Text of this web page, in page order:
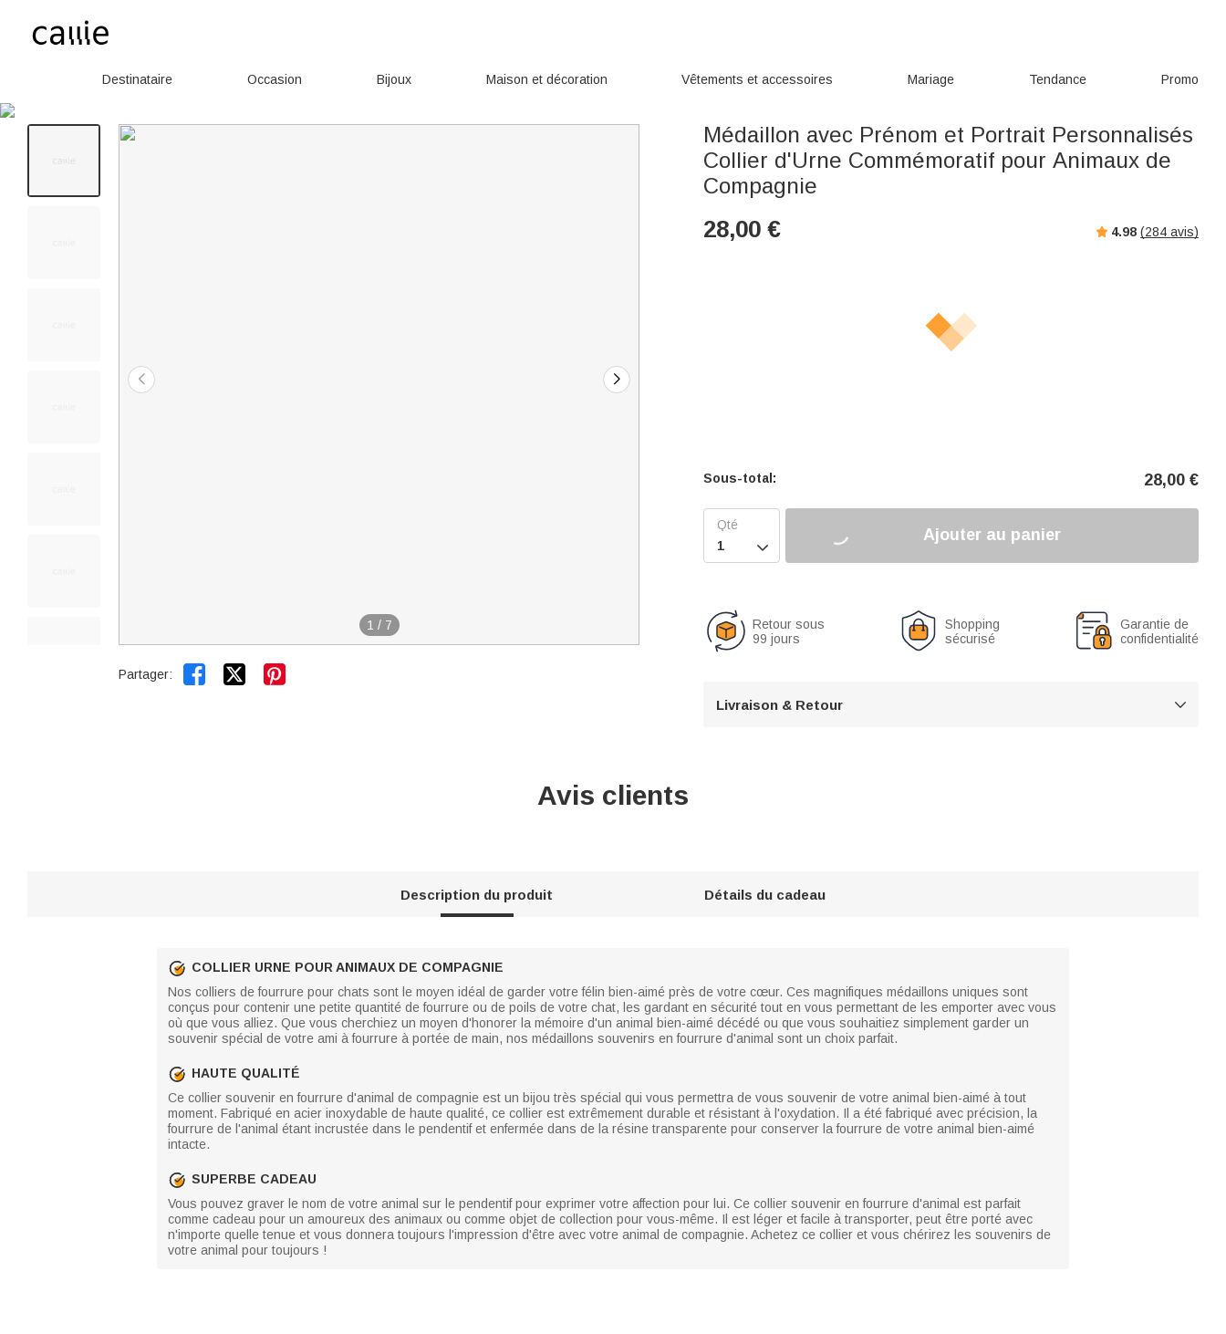
Destinataire Occasion Bijoux Maison et décoration Vêtements et accessoires Mariage Tendance Promo
1 / 7
Partager:  
Médaillon avec Prénom et Portrait Personnalisés
Collier d'Urne Commémoratif pour Animaux de
Compagnie
28,00 € 4.98 (284 avis)
Sous-total: 28,00 €

Ajouter au panier
Retour sous
99 jours
Shopping
sécurisé
Garantie de
confidentialité
Livraison & Retour 
Avis clients
Description du produit Détails du cadeau
COLLIER URNE POUR ANIMAUX DE COMPAGNIE
Nos colliers de fourrure pour chats sont le moyen idéal de garder votre félin bien-aimé près de votre cœur. Ces magnifiques médaillons uniques sont
conçus pour contenir une petite quantité de fourrure ou de poils de votre chat, les gardant en sécurité tout en vous permettant de les emporter avec vous
où que vous alliez. Que vous cherchiez un moyen d'honorer la mémoire d'un animal bien-aimé décédé ou que vous souhaitiez simplement garder un
souvenir spécial de votre ami à fourrure à portée de main, nos médaillons souvenirs en fourrure d'animal sont un choix parfait.
HAUTE QUALITÉ
Ce collier souvenir en fourrure d'animal de compagnie est un bijou très spécial qui vous permettra de vous souvenir de votre animal bien-aimé à tout
moment. Fabriqué en acier inoxydable de haute qualité, ce collier est extrêmement durable et résistant à l'oxydation. Il a été fabriqué avec précision, la
fourrure de l'animal étant incrustée dans le pendentif et enfermée dans de la résine transparente pour conserver la fourrure de votre animal bien-aimé
intacte.
SUPERBE CADEAU
Vous pouvez graver le nom de votre animal sur le pendentif pour exprimer votre affection pour lui. Ce collier souvenir en fourrure d'animal est parfait
comme cadeau pour un amoureux des animaux ou comme objet de collection pour vous-même. Il est léger et facile à transporter, peut être porté avec
n'importe quelle tenue et vous donnera toujours l'impression d'être avec votre animal de compagnie. Achetez ce collier et vous chérirez les souvenirs de
votre animal pour toujours !